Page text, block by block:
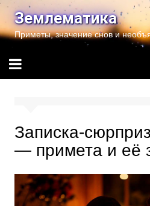
Перейти
содержимому
Землематика
Приметы, значение снов и
Записка-
— примета и её